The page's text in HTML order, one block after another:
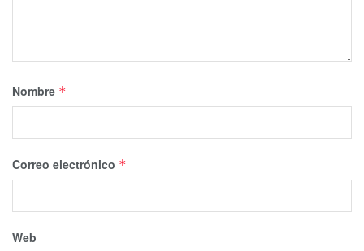
Nombre *
Correo electrónico *
Web